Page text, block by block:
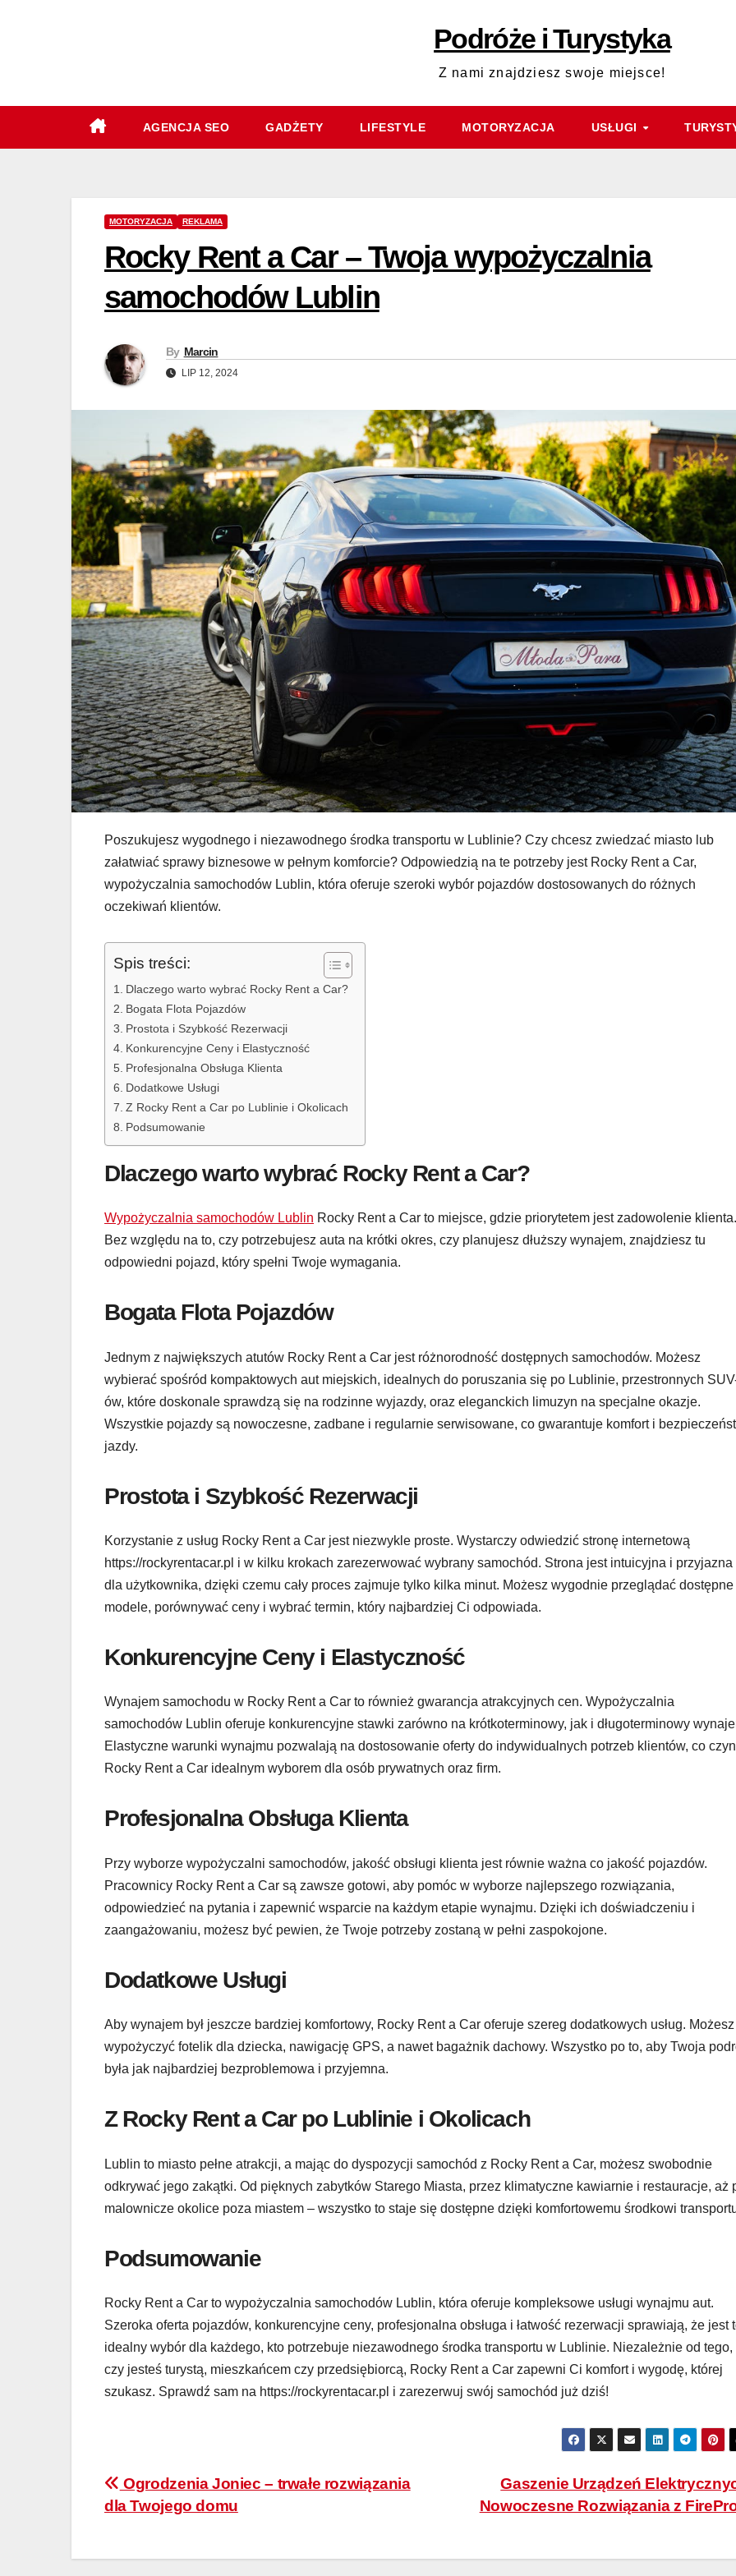
Podróże i Turystyka
Z nami znajdziesz swoje miejsce!
AGENCJA SEO GADŻETY LIFESTYLE MOTORYZACJA USŁUGI
MOTORYZACJA REKLAMA
Rocky Rent a Car – Twoja wypożyczalnia
samochodów Lublin
By Marcin
LIP 12, 2024
Poszukujesz wygodnego i niezawodnego środka transportu w Lublinie? Czy chcesz zwiedzać miasto lub
załatwiać sprawy biznesowe w pełnym komforcie? Odpowiedzią na te potrzeby jest Rocky Rent a Car,
wypożyczalnia samochodów Lublin, która oferuje szeroki wybór pojazdów dostosowanych do różnych
oczekiwań klientów.
Spis treści:
Dlaczego warto wybrać Rocky Rent a Car?
Bogata Flota Pojazdów
Prostota i Szybkość Rezerwacji
Konkurencyjne Ceny i Elastyczność
Profesjonalna Obsługa Klienta
Dodatkowe Usługi
Z Rocky Rent a Car po Lublinie i Okolicach
Podsumowanie
Dlaczego warto wybrać Rocky Rent a Car?
Wypożyczalnia samochodów Lublin Rocky Rent a Car to miejsce, gdzie priorytetem jest zadowolenie klienta.
Bez względu na to, czy potrzebujesz auta na krótki okres, czy planujesz dłuższy wynajem, znajdziesz tu
odpowiedni pojazd, który spełni Twoje wymagania.
Bogata Flota Pojazdów
Jednym z największych atutów Rocky Rent a Car jest różnorodność dostępnych samochodów. Możesz
wybierać spośród kompaktowych aut miejskich, idealnych do poruszania się po Lublinie, przestronnych
ów, które doskonale sprawdzą się na rodzinne wyjazdy, oraz eleganckich limuzyn na specjalne okazje.
Wszystkie pojazdy są nowoczesne, zadbane i regularnie serwisowane, co gwarantuje komfort i
jazdy.
Prostota i Szybkość Rezerwacji
Korzystanie z usług Rocky Rent a Car jest niezwykle proste. Wystarczy odwiedzić stronę internetową
https://rockyrentacar.pl i w kilku krokach zarezerwować wybrany samochód. Strona jest intuicyjna i przyjazna
dla użytkownika, dzięki czemu cały proces zajmuje tylko kilka minut. Możesz wygodnie przeglądać dostępne
modele, porównywać ceny i wybrać termin, który najbardziej Ci odpowiada.
Konkurencyjne Ceny i Elastyczność
Wynajem samochodu w Rocky Rent a Car to również gwarancja atrakcyjnych cen. Wypożyczalnia
samochodów Lublin oferuje konkurencyjne stawki zarówno na krótkoterminowy, jak i długoterminowy
Elastyczne warunki wynajmu pozwalają na dostosowanie oferty do indywidualnych potrzeb klientów, co
Rocky Rent a Car idealnym wyborem dla osób prywatnych oraz firm.
Profesjonalna Obsługa Klienta
Przy wyborze wypożyczalni samochodów, jakość obsługi klienta jest równie ważna co jakość pojazdów.
Pracownicy Rocky Rent a Car są zawsze gotowi, aby pomóc w wyborze najlepszego rozwiązania,
odpowiedzieć na pytania i zapewnić wsparcie na każdym etapie wynajmu. Dzięki ich doświadczeniu i
zaangażowaniu, możesz być pewien, że Twoje potrzeby zostaną w pełni zaspokojone.
Dodatkowe Usługi
Aby wynajem był jeszcze bardziej komfortowy, Rocky Rent a Car oferuje szereg dodatkowych usług. Możesz
wypożyczyć fotelik dla dziecka, nawigację GPS, a nawet bagażnik dachowy. Wszystko po to, aby Twoja
była jak najbardziej bezproblemowa i przyjemna.
Z Rocky Rent a Car po Lublinie i Okolicach
Lublin to miasto pełne atrakcji, a mając do dyspozycji samochód z Rocky Rent a Car, możesz swobodnie
odkrywać jego zakątki. Od pięknych zabytków Starego Miasta, przez klimatyczne kawiarnie i restauracje, aż
malownicze okolice poza miastem – wszystko to staje się dostępne dzięki komfortowemu środkowi
Podsumowanie
Rocky Rent a Car to wypożyczalnia samochodów Lublin, która oferuje kompleksowe usługi wynajmu aut.
Szeroka oferta pojazdów, konkurencyjne ceny, profesjonalna obsługa i łatwość rezerwacji sprawiają, że jest
idealny wybór dla każdego, kto potrzebuje niezawodnego środka transportu w Lublinie. Niezależnie od tego,
czy jesteś turystą, mieszkańcem czy przedsiębiorcą, Rocky Rent a Car zapewni Ci komfort i wygodę, której
szukasz. Sprawdź sam na https://rockyrentacar.pl i zarezerwuj swój samochód już dziś!
Nawigacja
wpisu
Gaszenie Urządzeń
Nowoczesne Rozwiązania z
Ogrodzenia Joniec – trwałe rozwiązania
dla Twojego domu